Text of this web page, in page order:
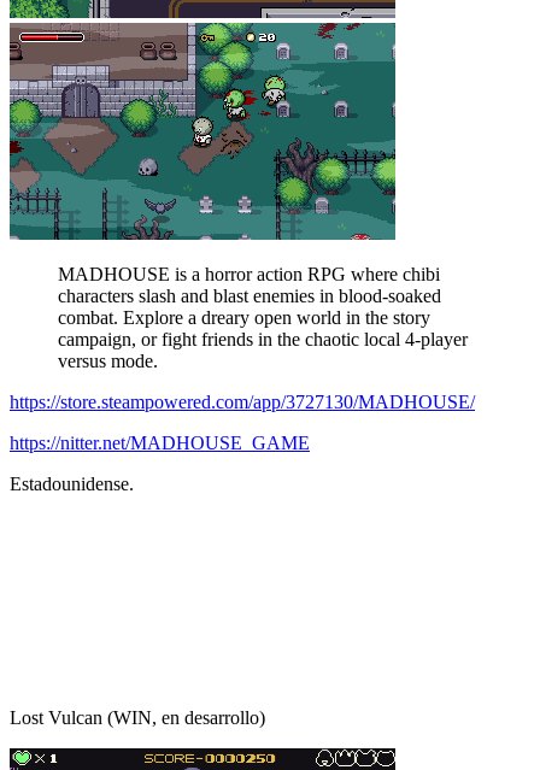
MADHOUSE is a horror action RPG where chibi
characters slash and blast enemies in blood-soaked
combat. Explore a dreary open world in the story
campaign, or fight friends in the chaotic local 4-player
versus mode.
https://store.steampowered.com/app/3727130/MADHOUSE/
https://nitter.net/MADHOUSE_GAME
Estadounidense.
Lost Vulcan (WIN, en desarrollo)